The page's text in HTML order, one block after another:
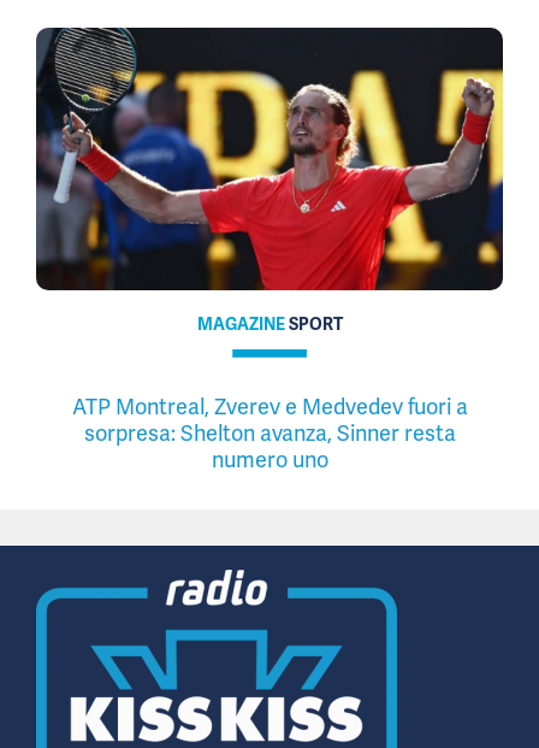
MAGAZINESPORT
ATP Montreal, Zverev e Medvedev fuori a
sorpresa: Shelton avanza, Sinner resta
numero uno